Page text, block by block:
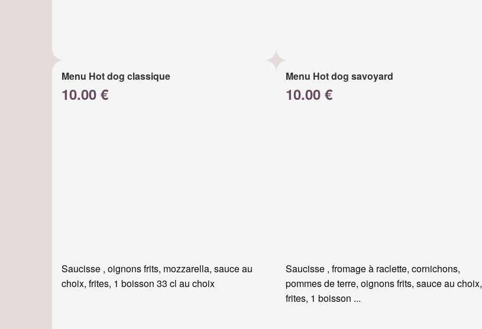
Menu Hot dog classique
10.00 €
Saucisse , oignons frits, mozzarella, sauce au
choix, frites, 1 boisson 33 cl au choix
Menu Hot dog savoyard
10.00 €
Saucisse , fromage à raclette, cornichons,
pommes de terre, oignons frits, sauce au choix,
frites, 1 boisson ...